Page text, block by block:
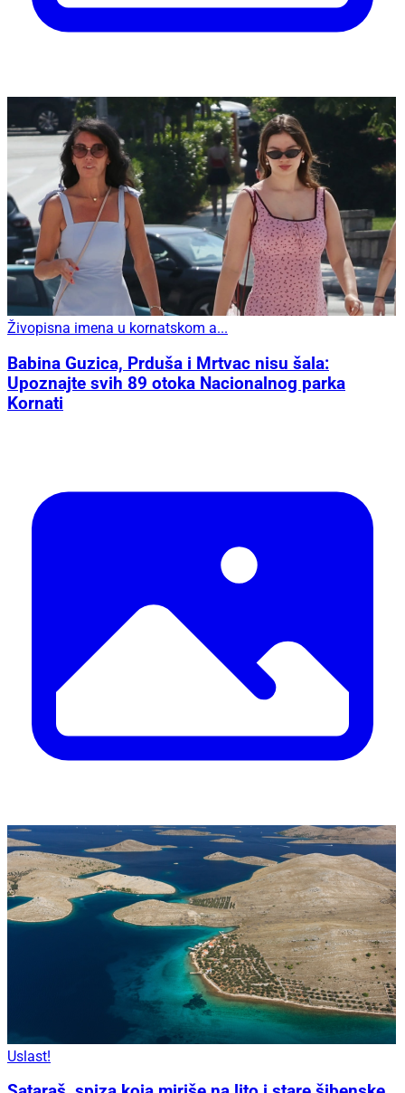
Živopisna imena u kornatskom a...
Babina Guzica, Prduša i Mrtvac nisu šala:
Upoznajte svih 89 otoka Nacionalnog parka
Kornati
Uslast!